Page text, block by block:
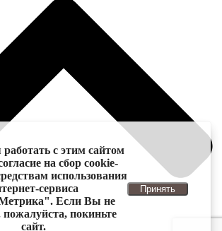
с этим сайтом
на сбор cookie-
использования
сервиса
Если Вы не
пожалуйста, покиньте
сайт.
Принять